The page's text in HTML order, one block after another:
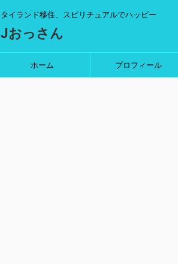
タイランド移住、スピリチュアルでハッピー
Jおっさん
ホーム プロフィール